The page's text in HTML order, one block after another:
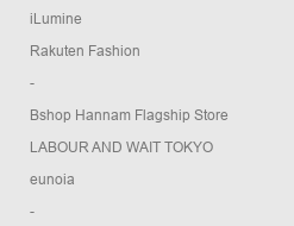
iLumine
Rakuten Fashion
-
Bshop Hannam Flagship Store
LABOUR AND WAIT TOKYO
eunoia
-